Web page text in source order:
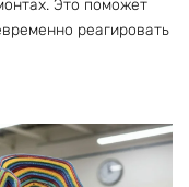
Это поможет
реагировать